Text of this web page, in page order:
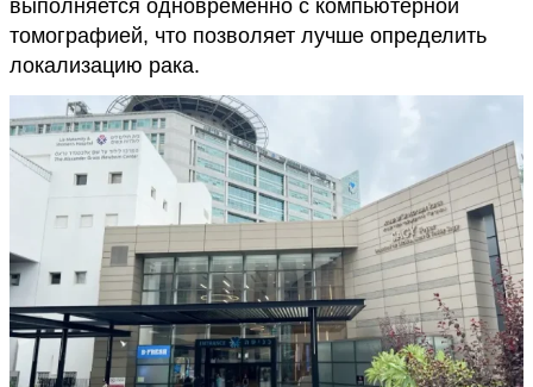
выполняется одновременно с компьютерной
томографией, что позволяет лучше определить
локализацию рака.